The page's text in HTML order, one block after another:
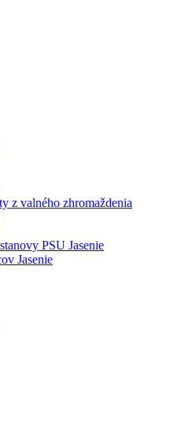
z valného zhromaždenia
PSU Jasenie
Jasenie